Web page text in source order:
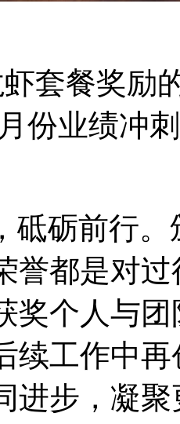
套餐奖励
份业绩冲
砥砺前行
誉都是对
奖个人与
续工作中
进步，凝